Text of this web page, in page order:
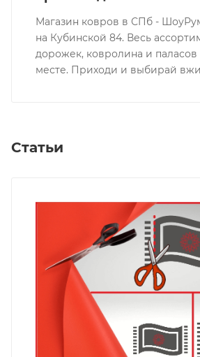
Магазин ковров в СПб -
на Кубинской 84. Весь
дорожек, ковролина и
месте. Приходи и выбирай
Статьи